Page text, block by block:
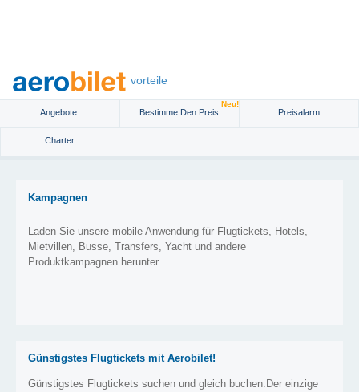
vorteile
Angebote Bestimme Den Preis
Neu!
Preisalarm
Charter
Kampagnen
Laden Sie unsere mobile Anwendung für Flugtickets, Hotels,
Mietvillen, Busse, Transfers, Yacht und andere
Produktkampagnen herunter.
Günstigstes Flugtickets mit Aerobilet!
Günstigstes Flugtickets suchen und gleich buchen.Der einzige